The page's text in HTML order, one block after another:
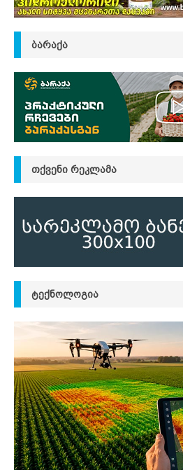
ᲑᲐᲠᲐᲥᲐ
ᲗᲥᲕᲔᲜᲘ ᲠᲔᲙᲚᲐᲛᲐ
ᲢᲔᲥᲜᲝᲚᲝᲒᲘᲐ